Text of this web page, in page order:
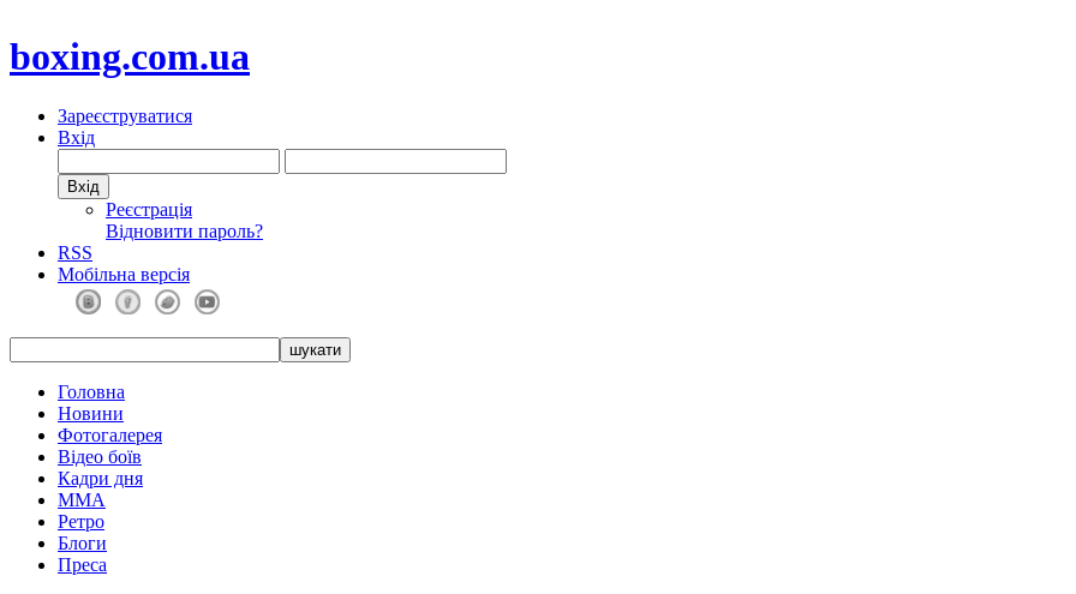
boxing.com.ua
Зареєструватися
Вхід
Реєстрація
Відновити пароль?
RSS
Мобільна версія
Головна
Новини
Фотогалерея
Відео боїв
Кадри дня
ММА
Ретро
Блоги
Преса